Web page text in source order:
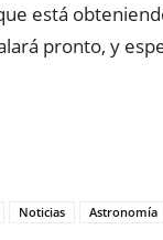
está
pronto, y
Noticias Astronomía